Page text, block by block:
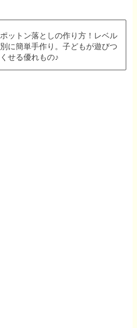
ポットン落としの作り方！レベル
別に簡単手作り。子どもが遊びつ
くせる優れもの♪